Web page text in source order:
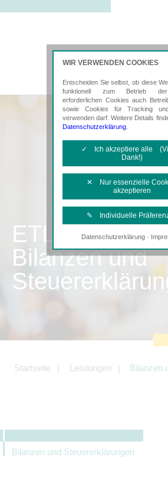
ETL
Bilanzen und
Startseite Leistungen Bilanzen
Bilanzen und Steuererklärungen
WIR VERWENDEN COOKIES
Entscheiden Sie selbst, ob diese
funktionell zum Betrieb
erforderlichen Cookies auch
sowie Cookies für Tracking
verwenden darf. Weitere Details
Datenschutzerklärung
✓ Ich akzeptiere alle
Dank!)
✕ Nur essenzielle
akzeptieren
✎ Individuelle
Notwendige Cookies
Diese Cookies sind
grundlegende Funktionalität
Tracking- und Targeting-
Angebotes
Angeboten von z.B.
LinkedIn.
können.
Datenschutzerklärung·